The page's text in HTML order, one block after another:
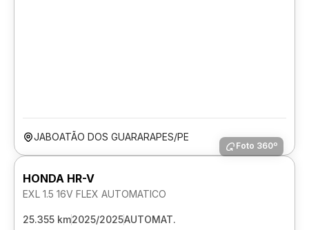
JABOATÃO DOS GUARARAPES/PE
Foto 360º
HONDA HR-V
EXL 1.5 16V FLEX AUTOMATICO
25.355 km2025/2025AUTOMAT.